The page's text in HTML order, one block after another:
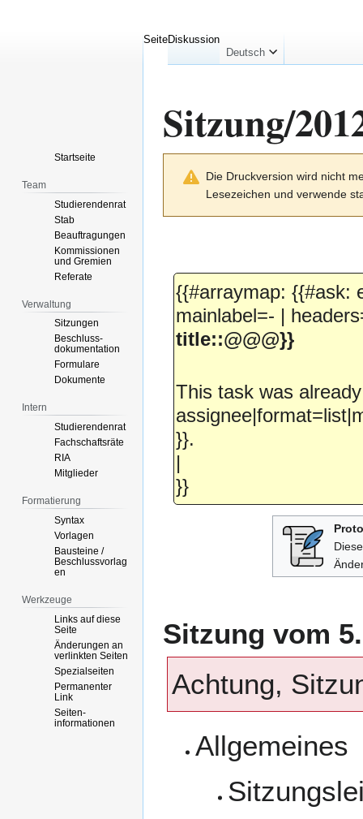
Sitzung/
Navigation
Suche
Die Druckversion wird nicht
Lesezeichen und verwende
{{#arraymap: {{#ask:
mainlabel=- |
title::@@@}}
This task was
}}.
|
}}
Sitzung vom
Achtung,
Allgemeines
SeiteDiskussion
Deutsch
Startseite
Team
Studierendenrat
Stab
Beauftragungen
Kommissionen
und Gremien
Referate
Verwaltung
Sitzungen
Beschluss-
dokumentation
Formulare
Dokumente
Intern
Studierendenrat
Fachschaftsräte
RIA
Mitglieder
Formatierung
Syntax
Vorlagen
Bausteine /
Beschlussvorlag
en
Werkzeuge
Links auf diese
Seite
Änderungen an
verlinkten Seiten
Spezialseiten
Permanenter
Link
Seiten­­
informationen